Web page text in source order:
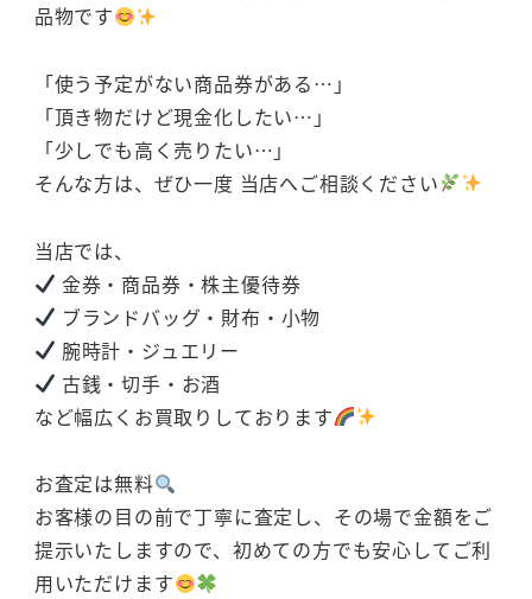
品物です
「使う予定がない商品券がある…」
「頂き物だけど現金化したい…」
「少しでも高く売りたい…」
そんな方は、ぜひ一度 当店へご相談ください
当店では、
金券・商品券・株主優待券
ブランドバッグ・財布・小物
腕時計・ジュエリー
古銭・切手・お酒
など幅広くお買取りしております
お査定は無料
お客様の目の前で丁寧に査定し、その場で金額をご
提示いたしますので、初めての方でも安心してご利
用いただけます